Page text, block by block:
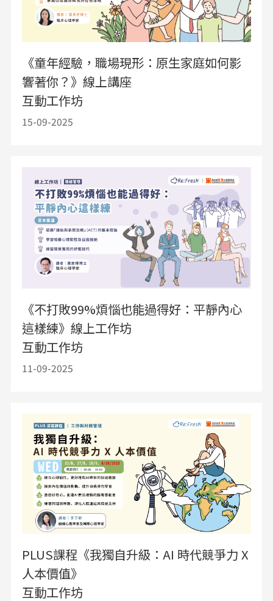
《童年經驗，職場現形：原生家庭如何影
響著你？》線上講座
互動工作坊
15-09-2025
《不打敗99%煩惱也能過得好：平靜內心
這樣練》線上工作坊
互動工作坊
11-09-2025
PLUS課程《我獨自升級：AI 時代競爭力 X
人本價值》
互動工作坊